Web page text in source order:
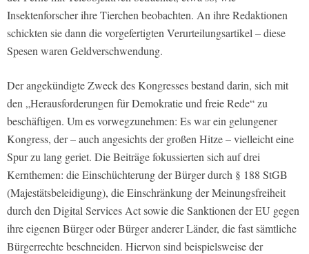
Insektenforscher ihre Tierchen beobachten. An ihre Redaktionen
schickten sie dann die vorgefertigten Verurteilungsartikel – diese
Spesen waren Geldverschwendung.
Der angekündigte Zweck des Kongresses bestand darin, sich mit
den „Herausforderungen für Demokratie und freie Rede“ zu
beschäftigen. Um es vorwegzunehmen: Es war ein gelungener
Kongress, der – auch angesichts der großen Hitze – vielleicht eine
Spur zu lang geriet. Die Beiträge fokussierten sich auf drei
Kernthemen: die Einschüchterung der Bürger durch § 188 StGB
(Majestätsbeleidigung), die Einschränkung der Meinungsfreiheit
durch den Digital Services Act sowie die Sanktionen der EU gegen
ihre eigenen Bürger oder Bürger anderer Länder, die fast sämtliche
Bürgerrechte beschneiden. Hiervon sind beispielsweise der